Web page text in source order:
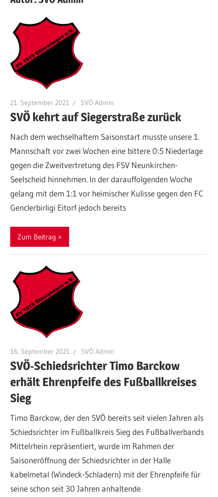
21. September 2021 SVÖ Admin
SVÖ kehrt auf Siegerstraße zurück
Nach dem wechselhaftem Saisonstart musste unsere 1.
Mannschaft vor zwei Wochen eine bittere 0:5 Niederlage
gegen die Zweitvertretung des FSV Neunkirchen-
Seelscheid hinnehmen. In der darauffolgenden Woche
gelang mit dem 1:1 vor heimischer Kulisse gegen den FC
Genclerbirligi Eitorf jedoch bereits
Zum Beitrag
16. September 2021 SVÖ Admin
SVÖ-Schiedsrichter Timo Barckow
erhält Ehrenpfeife des Fußballkreises
Sieg
Timo Barckow, der den SVÖ bereits seit vielen Jahren als
Schiedsrichter im Fußballkreis Sieg des Fußballverbands
Mittelrhein repräsentiert, wurde im Rahmen der
Saisoneröffnung der Schiedsrichter in der Halle
kabelmetal (Windeck-Schladern) mit der Ehrenpfeife für
seine schon seit 30 Jahren anhaltende